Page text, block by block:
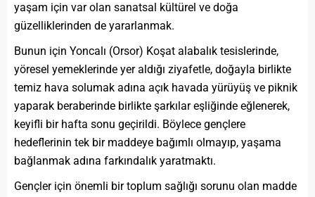
yaşam için var olan sanatsal kültürel ve doğa
güzelliklerinden de yararlanmak.
Bunun için Yoncalı (Orsor) Koşat alabalık tesislerinde,
yöresel yemeklerinde yer aldığı ziyafetle, doğayla birlikte
temiz hava solumak adına açık havada yürüyüş ve piknik
yaparak beraberinde birlikte şarkılar eşliğinde eğlenerek,
keyifli bir hafta sonu geçirildi. Böylece gençlere
hedeflerinin tek bir maddeye bağımlı olmayıp, yaşama
bağlanmak adına farkındalık yaratmaktı.
Gençler için önemli bir toplum sağlığı sorunu olan madde